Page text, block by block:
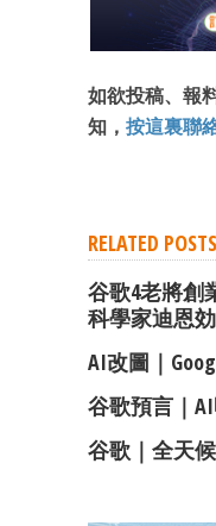
如欲投稿、報
知， 按這裏聯
RELATED POSTS
谷歌4老將創
科學家迪恩
AI改圖｜
谷歌預言｜
谷歌｜全天